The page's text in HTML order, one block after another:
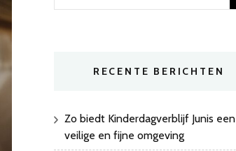
naar:
RECENTE BERICHTEN
Zo biedt Kinderdagverblijf Junis een
veilige en fijne omgeving